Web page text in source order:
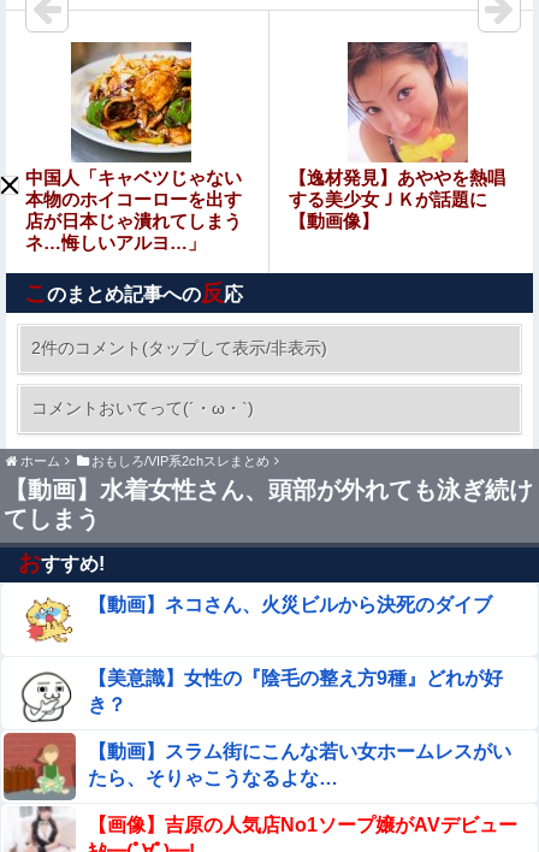
立ちんぼを買うもキモすぎてヤらせてもらえなかった男、
代わりの足コキでまさかの大量射精ｗｗｗ
【動画】急病人？横須賀の国道16号でおかしな事故が撮影
される。
【閲覧注意】タイの中学校で銃乱射事件が発生。男子生徒
が教師5人を殺すヤバすぎる動画が話題に
中国、金融監督管理総局前トップの全人代代表資格を剥
侍戦士、井端を酷評「選手との会話がほとんどなく意思疎
通が難しかった。大谷さえ『マジで笑わなくね?』と言う
ほど」
佐藤二朗さん主演の「踊る大捜査線」スピンオフ
ドラマ、正式に中止との報道他
【画像】このLINEでなんで女が怒ってるのか分かんない
奴はモテない奴確定らしい←お前らは勿論わかるよ
な？？？？？？？
会社「辞めたいなら辞めろ。お前の代わりはいくらでもい
る」→結果ｗｗｗｗｗｗｗｗｗ
移民反対派に聞きたいんやが他
「『きれいに書きなさい』と言ってもきれいに書いてくれ
ない」って、それ自体毒親の言う常套句だろ
【閲覧注意】タイの中学校で銃乱射事件が発生。男子
生徒が教師5人を殺すヤバすぎる動画が話題に
【悲報】アニメ主題歌を担当しただけのVtuber、叩かれま
くってしまう
中国人「キャベツじゃない
本物のホイコーローを出す
店が日本じゃ潰れてしまう
ネ…悔しいアルヨ…」
【逸材発見】あややを熱唱
する美少女ＪＫが話題に
【動画像】
このまとめ記事への反応
2件のコメント(タップして表示/非表示)
コメントおいてって(´・ω・`)
ホーム おもしろ/VIP系2chスレまとめ
【動画】水着女性さん、頭部が外れても泳ぎ続け
てしまう
おすすめ!
【動画】ネコさん、火災ビルから決死のダイブ
【美意識】女性の『陰毛の整え方9種』どれが好
き？
【動画】スラム街にこんな若い女ホームレスがい
たら、そりゃこうなるよな…
【画像】吉原の人気店No1ソープ嬢がAVデビュー
Sponsored Link